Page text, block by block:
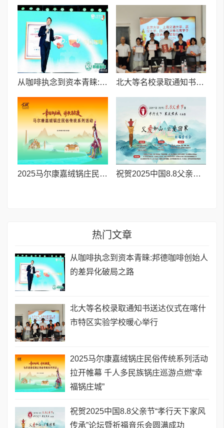
从咖啡执念到资本青睐:邦德咖啡创始人的差异化破局之路 北大等名校录取通知书送达仪式在喀什市特区实验学校暖心举行
2025马尔康嘉绒锅庄民俗传统系列活动拉开帷幕 千人多民族锅庄巡游点燃“幸福锅庄城” 祝贺2025中国8.8父亲节“孝行天下家风传承”论坛暨祈福音乐会圆满成功
热门文章
从咖啡执念到资本青睐:邦德咖啡创始人
的差异化破局之路
北大等名校录取通知书送达仪式在喀什
市特区实验学校暖心举行
2025马尔康嘉绒锅庄民俗传统系列活动
拉开帷幕 千人多民族锅庄巡游点燃“幸
福锅庄城”
祝贺2025中国8.8父亲节“孝行天下家风
传承”论坛暨祈福音乐会圆满成功